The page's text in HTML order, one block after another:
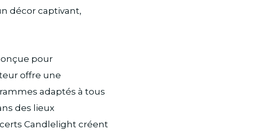
décor captivant,
pour
offre une
adaptés à tous
des lieux
Candlelight créent